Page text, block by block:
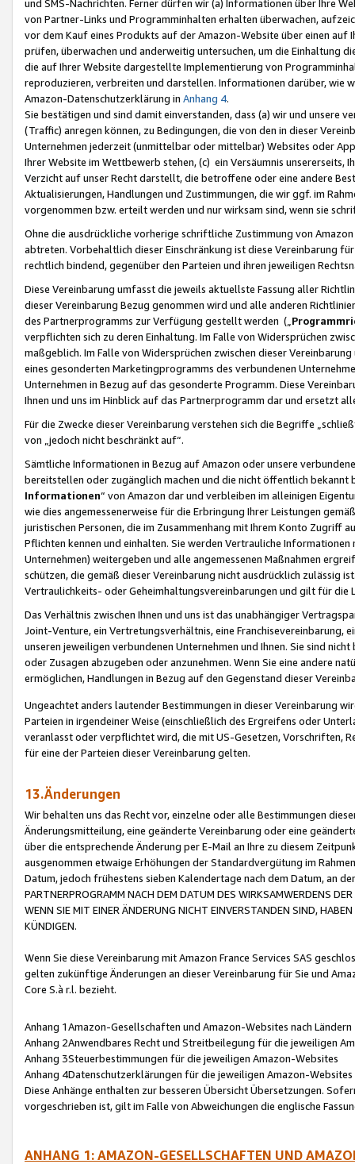
und SMS-Nachrichten. Ferner dürfen wir (a) Informationen über Ihre
von Partner-Links und Programminhalten erhalten überwachen,
vor dem Kauf eines Produkts auf der Amazon-Website über einen
prüfen, überwachen und anderweitig untersuchen, um die Einhaltung
die auf Ihrer Website dargestellte Implementierung von
reproduzieren, verbreiten und darstellen. Informationen darüber, wie
Amazon-Datenschutzerklärung in Anhang 4.
Sie bestätigen und sind damit einverstanden, dass (a) wir und
(Traffic) anregen können, zu Bedingungen, die von den in dieser
Unternehmen jederzeit (unmittelbar oder mittelbar) Websites oder
Ihrer Website im Wettbewerb stehen, (c) ein Versäumnis unsererseits,
Verzicht auf unser Recht darstellt, die betroffene oder eine andere
Aktualisierungen, Handlungen und Zustimmungen, die wir ggf. im
vorgenommen bzw. erteilt werden und nur wirksam sind, wenn sie
Ohne die ausdrückliche vorherige schriftliche Zustimmung von
abtreten. Vorbehaltlich dieser Einschränkung ist diese Vereinbarung
rechtlich bindend, gegenüber den Parteien und ihren jeweiligen
Diese Vereinbarung umfasst die jeweils aktuellste Fassung aller
dieser Vereinbarung Bezug genommen wird und alle anderen
des Partnerprogramms zur Verfügung gestellt werden („
verpflichten sich zu deren Einhaltung. Im Falle von Widersprüchen
maßgeblich. Im Falle von Widersprüchen zwischen dieser
eines gesonderten Marketingprogramms des verbundenen
Unternehmen in Bezug auf das gesonderte Programm. Diese
Ihnen und uns im Hinblick auf das Partnerprogramm dar und ersetzt
Für die Zwecke dieser Vereinbarung verstehen sich die Begriffe
von „jedoch nicht beschränkt auf“.
Sämtliche Informationen in Bezug auf Amazon oder unsere
bereitstellen oder zugänglich machen und die nicht öffentlich
Informationen“ von Amazon dar und verbleiben im alleinigen
wie dies angemessenerweise für die Erbringung Ihrer Leistungen
juristischen Personen, die im Zusammenhang mit Ihrem Konto
Pflichten kennen und einhalten. Sie werden Vertrauliche
Unternehmen) weitergeben und alle angemessenen Maßnahmen
schützen, die gemäß dieser Vereinbarung nicht ausdrücklich zulässig
Vertraulichkeits- oder Geheimhaltungsvereinbarungen und gilt für die
Das Verhältnis zwischen Ihnen und uns ist das unabhängiger
Joint-Venture, ein Vertretungsverhältnis, eine Franchisevereinbarung,
unseren jeweiligen verbundenen Unternehmen und Ihnen. Sie sind
oder Zusagen abzugeben oder anzunehmen. Wenn Sie eine andere
ermöglichen, Handlungen in Bezug auf den Gegenstand dieser
Ungeachtet anders lautender Bestimmungen in dieser Vereinbarung
Parteien in irgendeiner Weise (einschließlich des Ergreifens oder
veranlasst oder verpflichtet wird, die mit US-Gesetzen, Vorschriften,
für eine der Parteien dieser Vereinbarung gelten.
13.Änderungen
Wir behalten uns das Recht vor, einzelne oder alle Bestimmungen
Änderungsmitteilung, eine geänderte Vereinbarung oder eine
über die entsprechende Änderung per E-Mail an Ihre zu diesem
ausgenommen etwaige Erhöhungen der Standardvergütung im
Datum, jedoch frühestens sieben Kalendertage nach dem Datum, an
PARTNERPROGRAMM NACH DEM DATUM DES WIRKSAMWERDENS
WENN SIE MIT EINER ÄNDERUNG NICHT EINVERSTANDEN SIND,
KÜNDIGEN.
Wenn Sie diese Vereinbarung mit Amazon France Services SAS
gelten zukünftige Änderungen an dieser Vereinbarung für Sie und
Core S.à r.l. bezieht.
Anhang 1Amazon-Gesellschaften und Amazon-Websites nach Ländern
Anhang 2Anwendbares Recht und Streitbeilegung für die jeweiligen
Anhang 3Steuerbestimmungen für die jeweiligen Amazon-Websites
Anhang 4Datenschutzerklärungen für die jeweiligen Amazon-Websites
Diese Anhänge enthalten zur besseren Übersicht Übersetzungen.
vorgeschrieben ist, gilt im Falle von Abweichungen die englische
ANHANG 1: AMAZON-GESELLSCHAFTEN UND